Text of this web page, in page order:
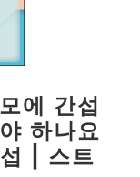
에 간섭
하나요
| 스트